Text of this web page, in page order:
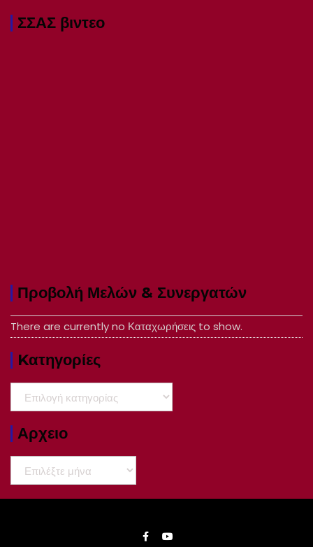
ΣΣΑΣ βιντεο
Προβολή Μελών & Συνεργατών
There are currently no Καταχωρήσεις to show.
Kατηγορίες
Kατηγορίες
Αρχειο
Αρχειο